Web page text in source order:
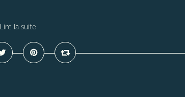
Lire la suite